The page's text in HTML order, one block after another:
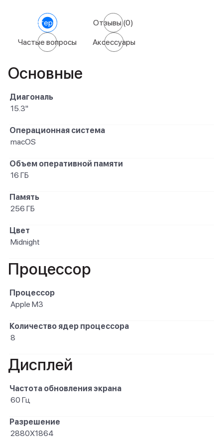
Характеристики Отзывы(0)
Частые вопросы Аксессуары
Основные
Диагональ
15.3"
Операционная система
macOS
Объем оперативной памяти
16 ГБ
Память
256 ГБ
Цвет
Midnight
Процессор
Процессор
Apple M3
Количество ядер процессора
8
Дисплей
Частота обновления экрана
60 Гц
Разрешение
2880X1864